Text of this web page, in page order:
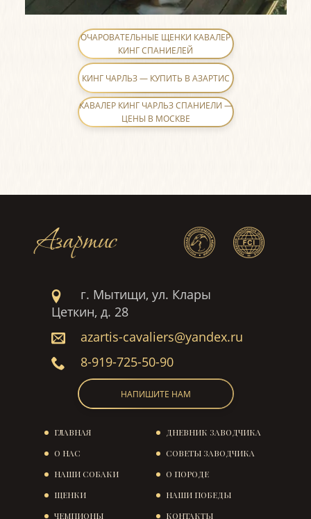
ОЧАРОВАТЕЛЬНЫЕ ЩЕНКИ КАВАЛЕР
КИНГ СПАНИЕЛЕЙ
КИНГ ЧАРЛЬЗ — КУПИТЬ В АЗАРТИС
КАВАЛЕР КИНГ ЧАРЛЬЗ СПАНИЕЛИ —
ЦЕНЫ В МОСКВЕ
Азартис
г. Мытищи, ул. Клары
Цеткин, д. 28
azartis-cavaliers@yandex.ru
8-919-725-50-90
НАПИШИТЕ НАМ
ГЛАВНАЯ
ДНЕВНИК ЗАВОДЧИКА
О НАС
СОВЕТЫ ЗАВОДЧИКА
НАШИ СОБАКИ
О ПОРОДЕ
ЩЕНКИ
НАШИ ПОБЕДЫ
ЧЕМПИОНЫ
КОНТАКТЫ